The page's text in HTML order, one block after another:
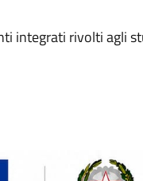
integrati rivolti agli